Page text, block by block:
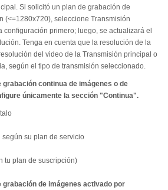
Si solicitó un plan de grabación de
(<=1280x720), seleccione Transmisión
primero; luego, se actualizará el
Tenga en cuenta que la resolución de la
del video de la Transmisión principal o
según el tipo de transmisión seleccionado.
grabación continua de imágenes o de
únicamente la sección "Continua".
su plan de servicio
tu plan de suscripción)
grabación de imágenes activado por